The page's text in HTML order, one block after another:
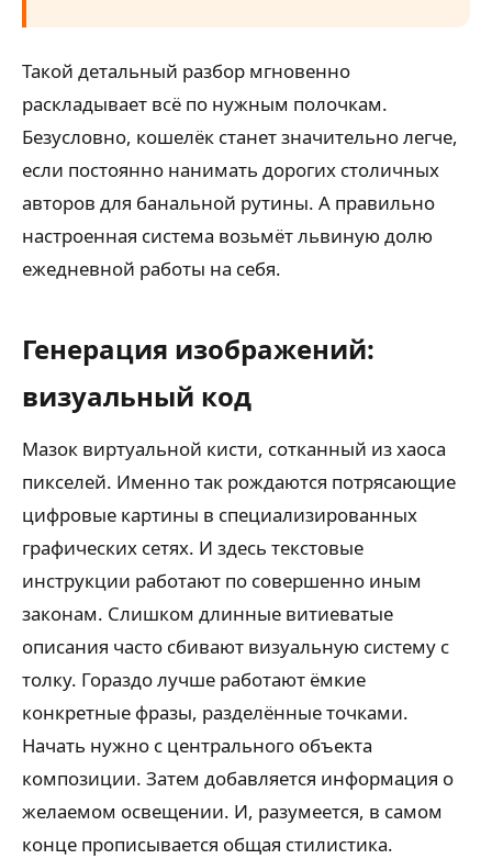
Такой детальный разбор мгновенно
раскладывает всё по нужным полочкам.
Безусловно, кошелёк станет значительно легче,
если постоянно нанимать дорогих столичных
авторов для банальной рутины. А правильно
настроенная система возьмёт львиную долю
ежедневной работы на себя.
Генерация изображений:
визуальный код
Мазок виртуальной кисти, сотканный из хаоса
пикселей. Именно так рождаются потрясающие
цифровые картины в специализированных
графических сетях. И здесь текстовые
инструкции работают по совершенно иным
законам. Слишком длинные витиеватые
описания часто сбивают визуальную систему с
толку. Гораздо лучше работают ёмкие
конкретные фразы, разделённые точками.
Начать нужно с центрального объекта
композиции. Затем добавляется информация о
желаемом освещении. И, разумеется, в самом
конце прописывается общая стилистика.